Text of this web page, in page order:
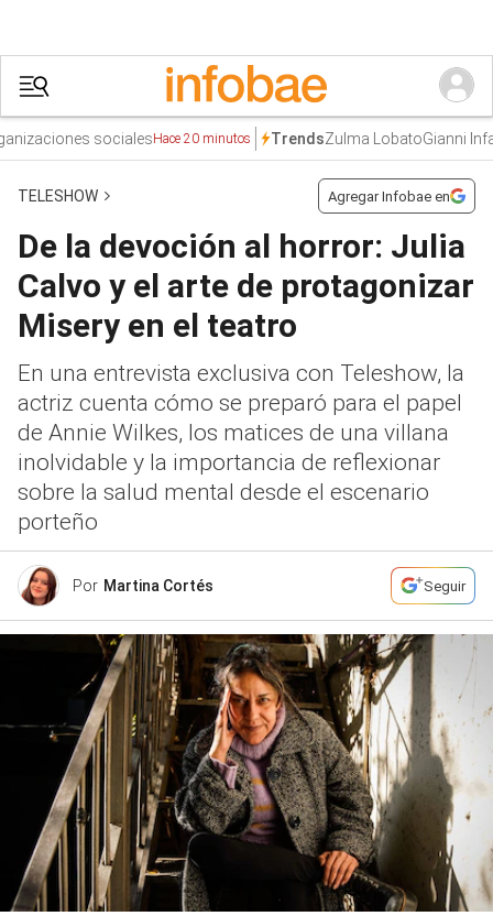
socialesHace 20 minutos TrendsZulma LobatoGianni
TELESHOW Agregar Infobae en
De la devoción al horror: Julia
Calvo y el arte de protagonizar
Misery en el teatro
En una entrevista exclusiva con Teleshow, la
actriz cuenta cómo se preparó para el papel
de Annie Wilkes, los matices de una villana
inolvidable y la importancia de reflexionar
sobre la salud mental desde el escenario
porteño
Por Martina Cortés Seguir